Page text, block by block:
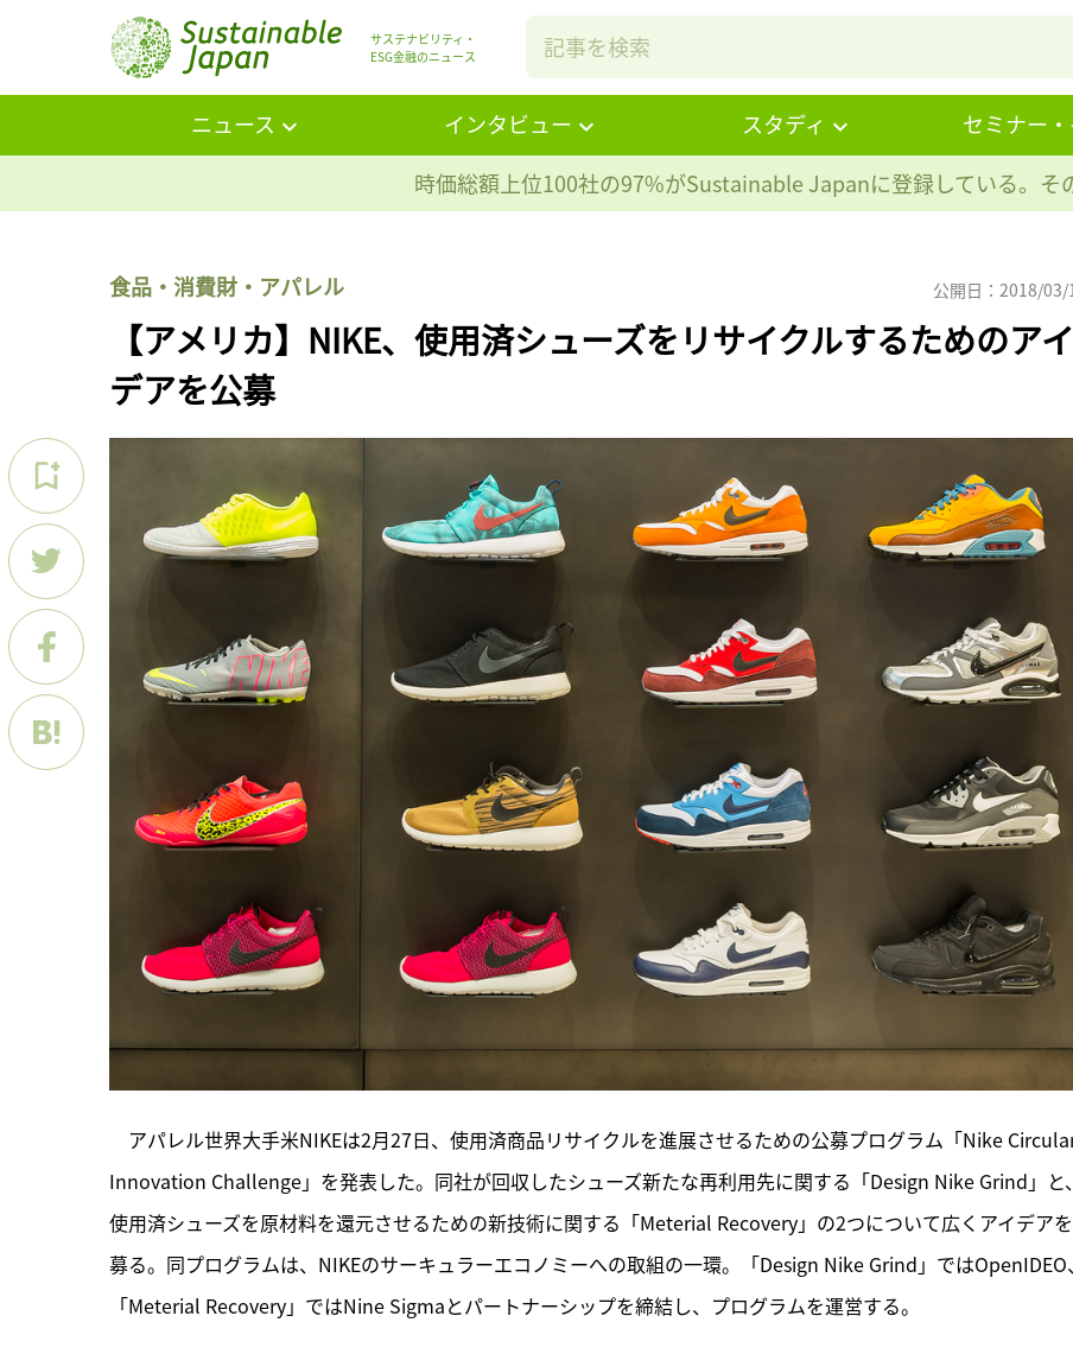
サステナビリティ・
ESG金融のニュース
ニュース インタビュー スタディ セミナー
時価総額上位100社の97%がSustainable Japanに登録している。そ
食品・消費財・アパレル 公開日：2018/03/
【アメリカ】NIKE、使用済シューズをリサイクルするためのアイ
デアを公募
アパレル世界大手米NIKEは2月27日、使用済商品リサイクルを進展させるための公募プログラム「Nike
Innovation Challenge」を発表した。同社が回収したシューズ新たな再利用先に関する「Design Nike Grind」と、
使用済シューズを原材料を還元させるための新技術に関する「Meterial Recovery」の2つについて広くアイデアを
募る。同プログラムは、NIKEのサーキュラーエコノミーへの取組の一環。「Design Nike Grind」ではOpenIDEO、
「Meterial Recovery」ではNine Sigmaとパートナーシップを締結し、プログラムを運営する。